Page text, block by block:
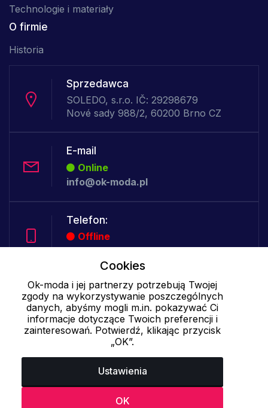
Technologie i materiały
O firmie
Historia
Sprzedawca
SOLEDO, s.r.o. IČ: 29298679
Nové sady 988/2, 60200 Brno CZ
E-mail
Online
info@ok-moda.pl
Telefon:
Offline
Cookies - szczegółowe ustawienia |Więcej informacji |
prywatności
Cookies
Ok-moda i jej partnerzy potrzebują Twojej
zgody na wykorzystywanie poszczególnych
danych, abyśmy mogli m.in. pokazywać Ci
informacje dotyczące Twoich preferencji i
zainteresowań. Potwierdź, klikając przycisk
„OK”.
Ustawienia
OK